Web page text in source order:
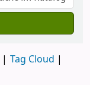
Tag Cloud